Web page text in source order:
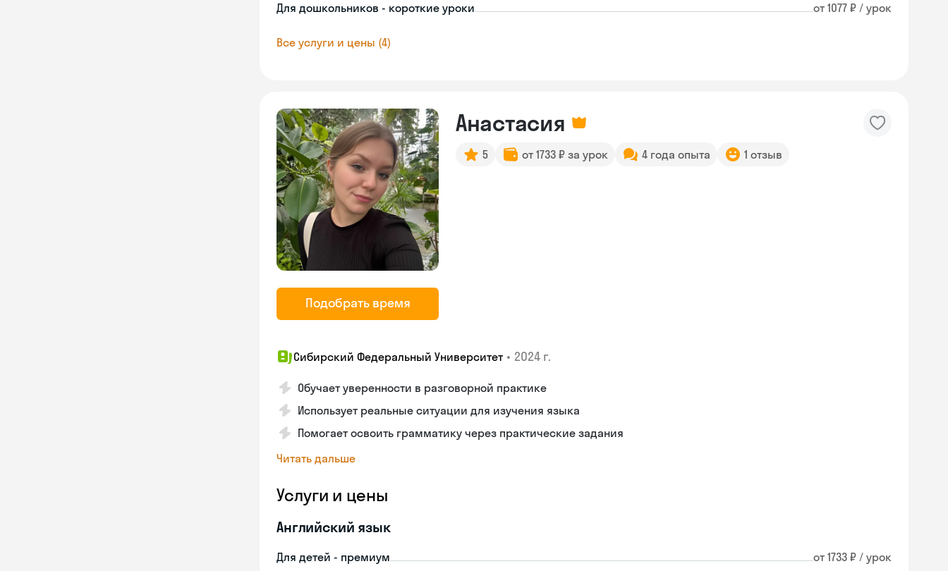
Для дошкольников - короткие уроки от 1077 ₽ / урок
Все услуги и цены (4)
Подобрать время
Анастасия
5 от 1733 ₽ за урок 4 года опыта 1 отзыв
Сибирский Федеральный Университет • 2024 г.
Обучает уверенности в разговорной практике
Использует реальные ситуации для изучения языка
Помогает освоить грамматику через практические задания
Читать дальше
Услуги и цены
Английский язык
Для детей - премиум от 1733 ₽ / урок
online